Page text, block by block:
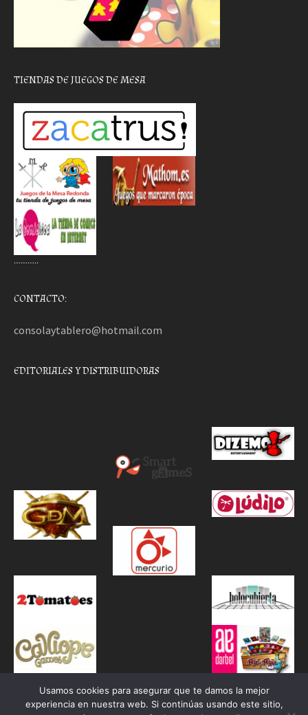
TIENDAS DE JUEGOS DE MESA
………..
CONTACTO:
consolaytablero@hotmail.com
EDITORIALES Y DISTRIBUIDORAS
Usamos cookies para asegurar que te damos la mejor
experiencia en nuestra web. Si continúas usando este sitio,